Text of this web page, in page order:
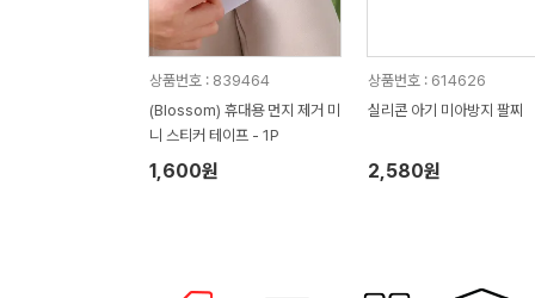
상품번호 : 839464
(Blossom) 휴대용 먼지 제거 미
니 스티커 테이프 - 1P
1,600원
상품번호 : 614626
실리콘 아기 미아방지 팔찌
2,580원